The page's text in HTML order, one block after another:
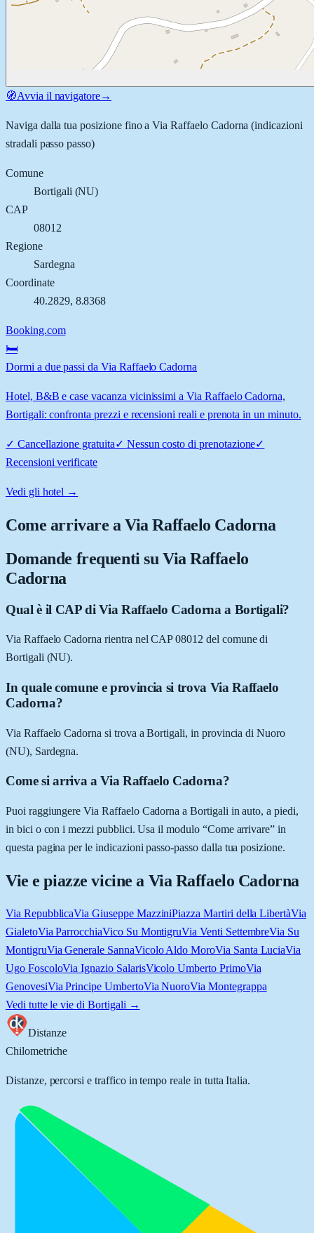
🧭Avvia il navigatore→
Naviga dalla tua posizione fino aVia Raffaelo Cadorna (indicazioni
stradali passo passo)
Comune
Bortigali (NU)
CAP
08012
Regione
Sardegna
Coordinate
40.2829, 8.8368
Booking.com
🛏️
Dormi a due passi da Via Raffaelo Cadorna
Hotel, B&B e case vacanza vicinissimi a Via Raffaelo Cadorna,
Bortigali: confronta prezzi e recensioni reali e prenota in un minuto.
✓ Cancellazione gratuita✓ Nessun costo di prenotazione✓
Recensioni verificate
Vedi gli hotel →
Come arrivare aVia Raffaelo Cadorna
Domande frequenti su Via Raffaelo
Cadorna
Qual è il CAP di Via Raffaelo Cadorna a Bortigali?
Via Raffaelo Cadorna rientra nel CAP 08012 del comune di
Bortigali (NU).
In quale comune e provincia si trova Via Raffaelo
Cadorna?
Via Raffaelo Cadorna si trova a Bortigali, in provincia di Nuoro
(NU), Sardegna.
Come si arriva a Via Raffaelo Cadorna?
Puoi raggiungere Via Raffaelo Cadorna a Bortigali in auto, a piedi,
in bici o con i mezzi pubblici. Usa il modulo “Come arrivare” in
questa pagina per le indicazioni passo-passo dalla tua posizione.
Vie e piazze vicine a Via Raffaelo Cadorna
Via RepubblicaVia Giuseppe MazziniPiazza Martiri della LibertàVia
GialetoVia ParrocchiaVico Su MontigruVia Venti SettembreVia Su
MontigruVia Generale SannaVicolo Aldo MoroVia Santa LuciaVia
Ugo FoscoloVia Ignazio SalarisVicolo Umberto PrimoVia
GenovesiVia Principe UmbertoVia NuoroVia Montegrappa
Vedi tutte le vie di Bortigali →
Distanze
Chilometriche
Distanze, percorsi e traffico in tempo reale in tutta Italia.